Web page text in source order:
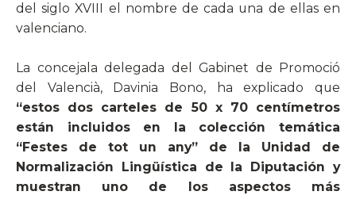
del siglo XVIII el nombre de cada una de ellas en
valenciano.
La concejala delegada del Gabinet de Promoció
del Valencià, Davinia Bono, ha explicado que
“estos dos carteles de 50 x 70 centímetros
están incluidos en la colección temática
“Festes de tot un any” de la Unidad de
Normalización Lingüística de la Diputación y
muestran uno de los aspectos más